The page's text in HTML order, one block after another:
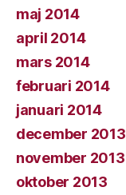
maj 2014
april 2014
mars 2014
februari 2014
januari 2014
december 2013
november 2013
oktober 2013